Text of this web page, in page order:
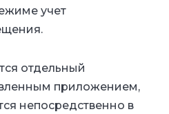
учет
отдельный
приложением,
непосредственно в